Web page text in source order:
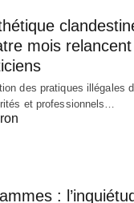
mois relancent
des pratiques illégales
et professionnels…
: